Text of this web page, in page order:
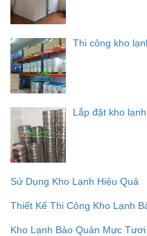
Thi công kho
Lắp đặt kho
Sử Dụng Kho Lạnh Hiệu Quả
Thiết Kế Thi Công Kho Lạnh
Kho Lạnh Bảo Quản Mực Tươi